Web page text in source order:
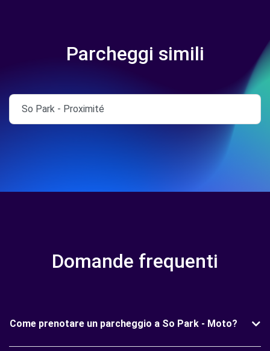
Parcheggi simili
So Park - Proximité
Domande frequenti
Come prenotare un parcheggio a So Park - Moto?